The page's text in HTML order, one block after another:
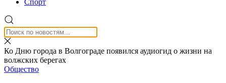
Спорт
Ко Дню города в Волгограде появился аудиогид о жизни на
волжских берегах
Общество